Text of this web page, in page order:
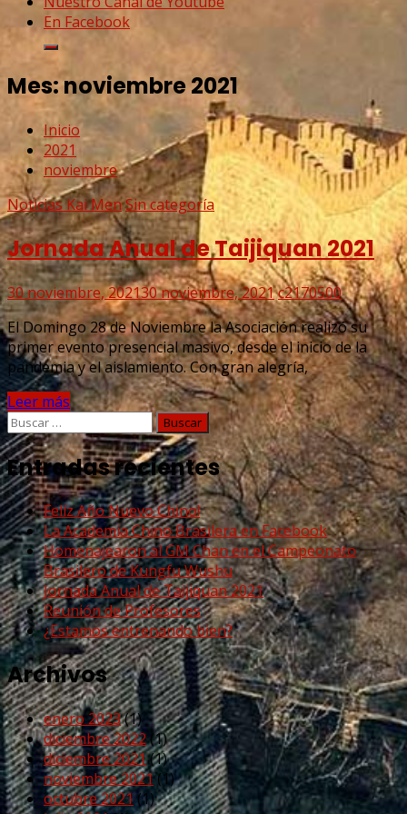
En Facebook
Mes:noviembre 2021
Inicio
2021
noviembre
Noticias Kai MenSin categoría
Jornada Anual de Taijiquan 2021
30 noviembre, 202130 noviembre, 2021c2170500
El Domingo 28 de Noviembre la Asociación realizó su
primer evento presencial masivo, desde el inicio de la
pandemia y el aislamiento. Con gran alegría,
Leer más
Buscar:
Entradas recientes
Felíz Año Nuevo Chino!
La Academia Chino Brasilera en Facebook
Homenajearon al GM Chan en el Campeonato
Brasilero de Kungfu Wushu
Jornada Anual de Taijiquan 2021
Reunión de Profesores
¿Estamos entrenando bien?
Archivos
enero 2023(1)
diciembre 2022(1)
diciembre 2021(1)
noviembre 2021(1)
octubre 2021(1)